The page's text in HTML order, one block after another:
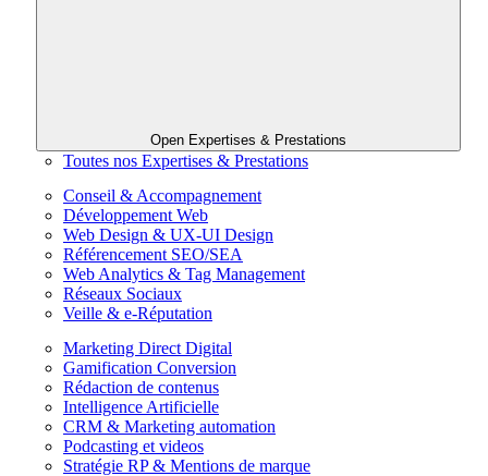
Open Expertises & Prestations
Toutes nos Expertises & Prestations
Conseil & Accompagnement
Développement Web
Web Design & UX-UI Design
Référencement SEO/SEA
Web Analytics & Tag Management
Réseaux Sociaux
Veille & e-Réputation
Marketing Direct Digital
Gamification Conversion
Rédaction de contenus
Intelligence Artificielle
CRM & Marketing automation
Podcasting et videos
Stratégie RP & Mentions de marque